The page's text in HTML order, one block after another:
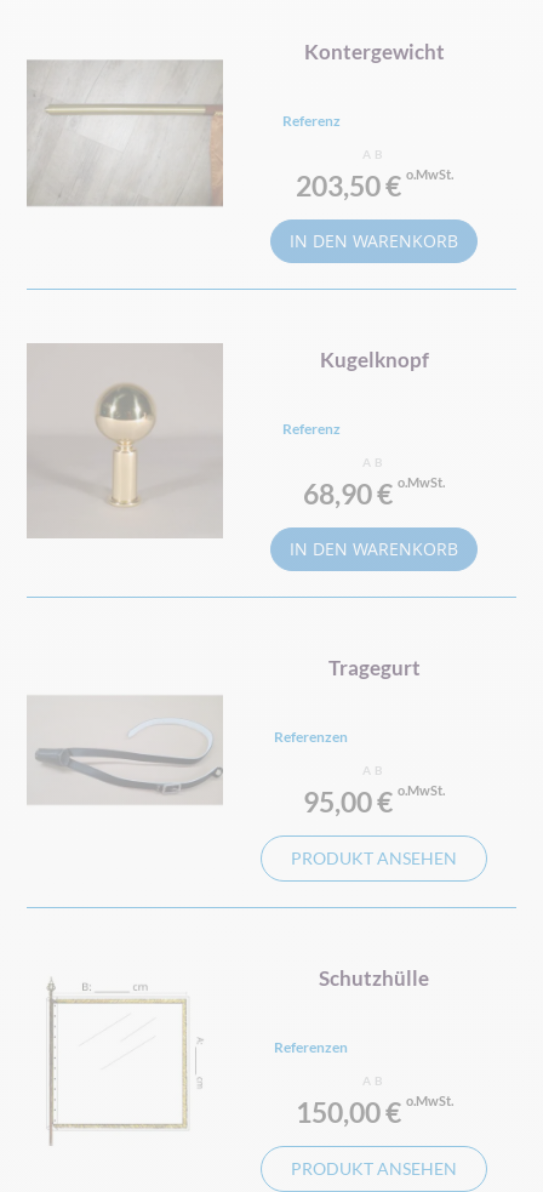
Kontergewicht
Referenz
AB
203,50 €
IN DEN WARENKORB
Kugelknopf
Referenz
AB
68,90 €
IN DEN WARENKORB
Tragegurt
Referenzen
AB
95,00 €
PRODUKT ANSEHEN
Schutzhülle
Referenzen
AB
150,00 €
PRODUKT ANSEHEN